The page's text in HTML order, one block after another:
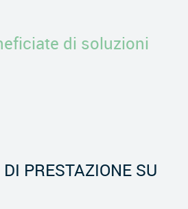
di soluzioni
PRESTAZIONE SU